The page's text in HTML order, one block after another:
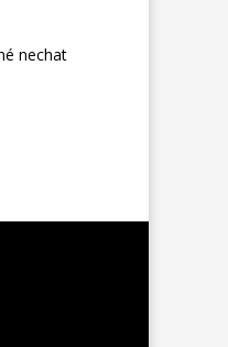
nechat